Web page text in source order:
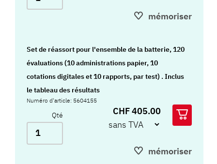
mémoriser
Set de réassort pour l'ensemble de la batterie, 120
évaluations (10 administrations papier, 10
cotations digitales et 10 rapports, par test) . Inclus
le tableau des résultats
Numéro d'article: 5604155
Qté CHF 405.00
mémoriser